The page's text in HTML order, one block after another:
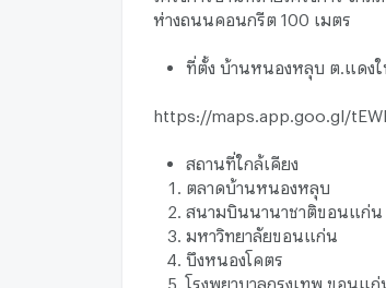
ห่างถนนคอนกรีต 100 เมตร
ที่ตั้ง บ้านหนองหลุบ ต.แดง
https://maps.app.goo.gl/
สถานที่ใกล้เคียง
ตลาดบ้านหนองหลุบ
สนามบินนานาชาติขอนแก่น
มหาวิทยาลัยขอนแก่น
บึงหนองโคตร
โรงพยาบาลกรุงเทพ ขอนแก่